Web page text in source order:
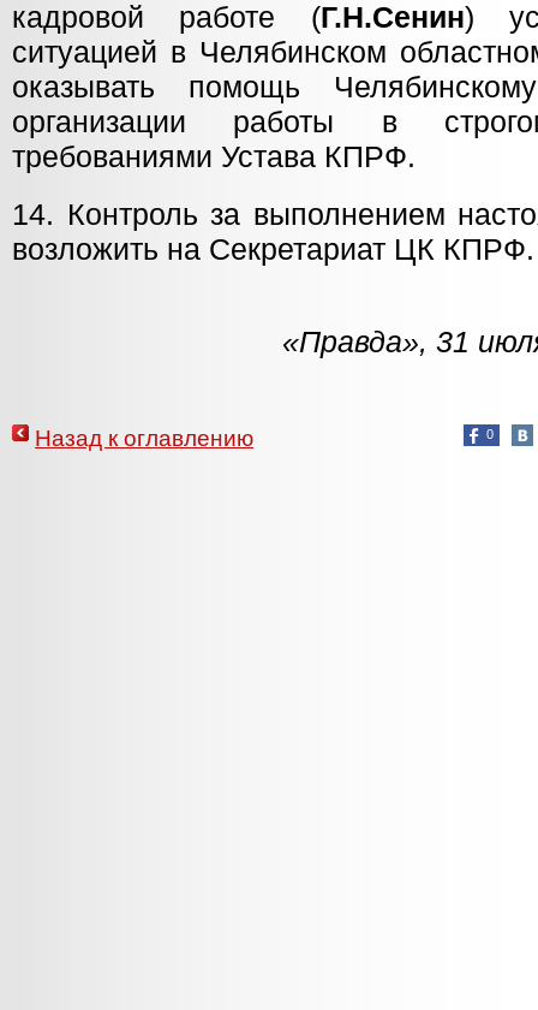
кадровой работе (Г.Н.Сенин)
ситуацией в Челябинском
оказывать помощь
организации работы в
требованиями Устава КПРФ.
14. Контроль за выполнением
возложить на Секретариат ЦК КПРФ.
«Правда», 31
0
Назад к оглавлению